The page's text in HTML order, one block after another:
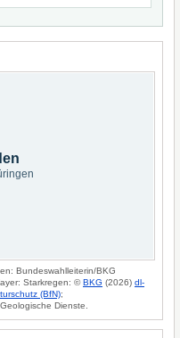
Bundeswahlleiterin/BKG
Starkregen: ©BKG (2026) dl-
(BfN);
Dienste.